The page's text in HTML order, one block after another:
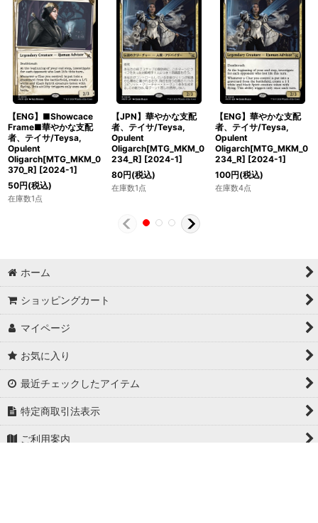
【ENG】■Showcace
Frame■華やかな支配
者、テイサ/Teysa,
Opulent
Oligarch[MTG_MKM_0
370_R] [2024-1]
50円(税込)
在庫数1点
【JPN】華やかな支配
者、テイサ/Teysa,
Opulent
Oligarch[MTG_MKM_0
234_R] [2024-1]
80円(税込)
在庫数1点
【ENG】華やかな支配
者、テイサ/Teysa,
Opulent
Oligarch[MTG_MKM_0
234_R] [2024-1]
100円(税込)
在庫数4点
ホーム
ショッピングカート
マイページ
お気に入り
最近チェックしたアイテム
特定商取引法表示
ご利用案内